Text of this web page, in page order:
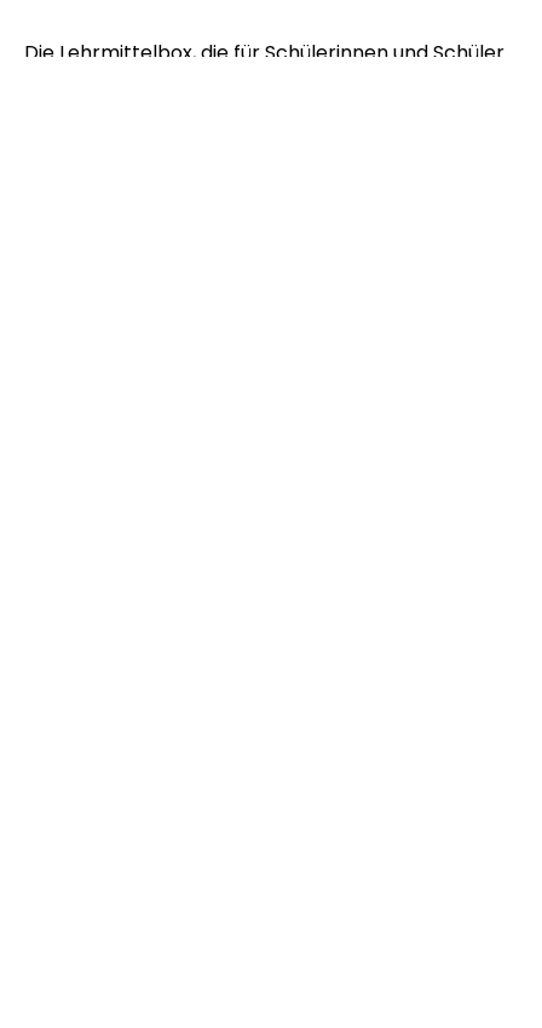
Die Lehrmittelbox, die für Schülerinnen und Schüler